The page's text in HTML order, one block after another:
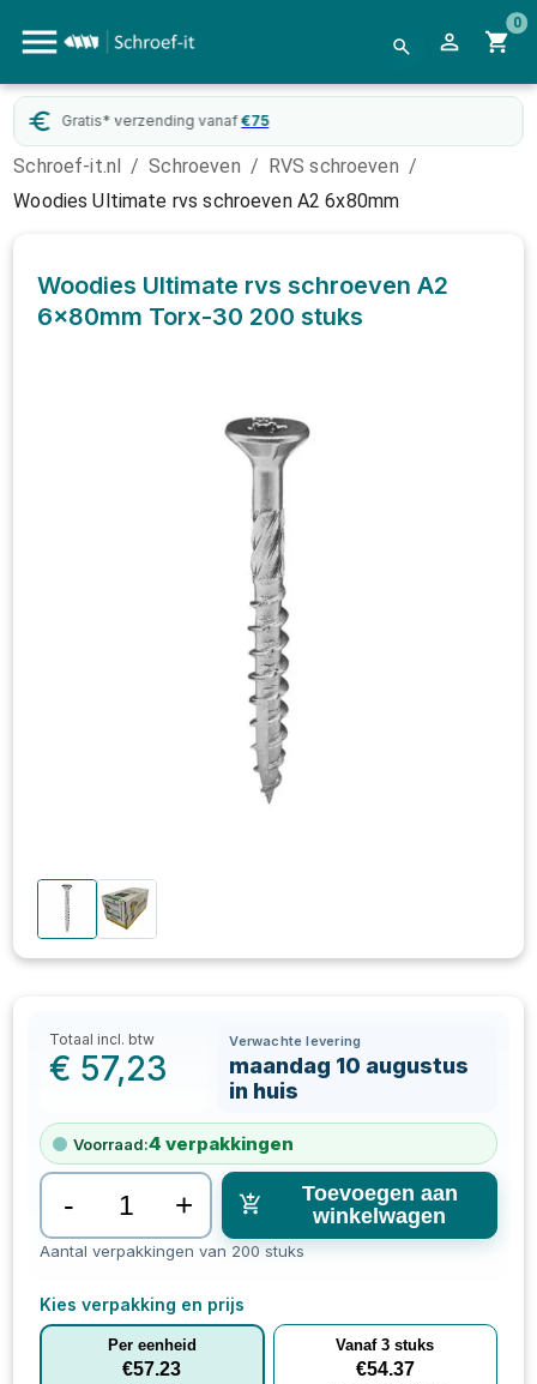
0
Gratis* verzending vanaf €75
Schroef-it.nl / Schroeven / RVS schroeven /
Woodies Ultimate rvs schroeven A2 6x80mm
Woodies Ultimate rvs schroeven A2
6x80mm Torx-30 200 stuks
Totaal incl. btw
€ 57,23
Verwachte levering
maandag 10 augustus
in huis
Voorraad:4 verpakkingen
- +
Toevoegen aan
winkelwagen
Aantal verpakkingen van 200 stuks
Kies verpakking en prijs
Per eenheid
€57.23
Vanaf3 stuks
€54.37